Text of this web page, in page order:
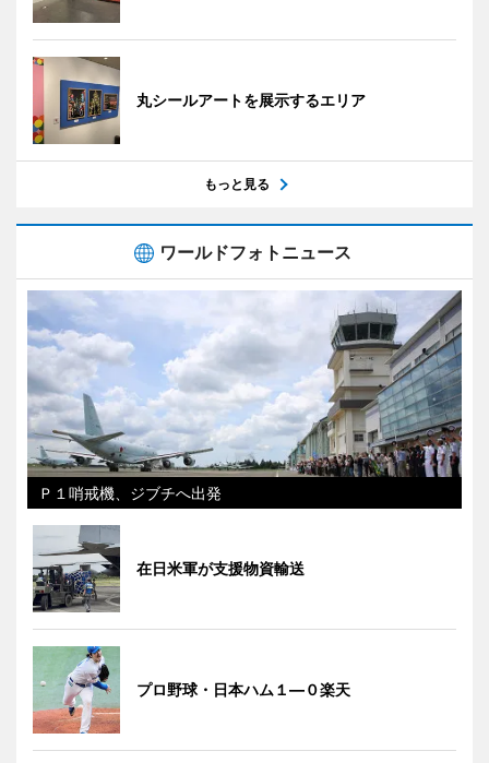
丸シールアートを展示するエリア
もっと見る
ワールドフォトニュース
Ｐ１哨戒機、ジブチへ出発
在日米軍が支援物資輸送
プロ野球・日本ハム１―０楽天